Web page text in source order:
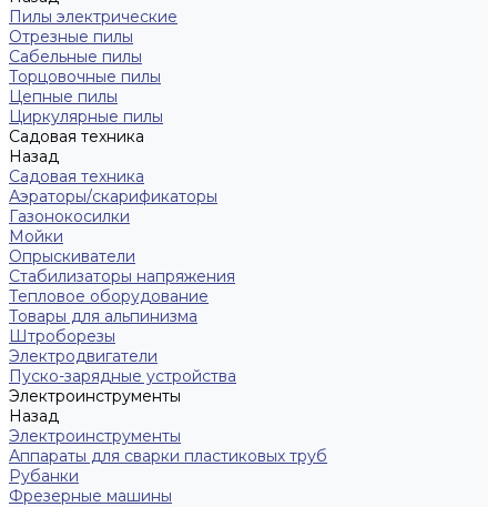
Пилы электрические
Отрезные пилы
Сабельные пилы
Торцовочные пилы
Цепные пилы
Циркулярные пилы
Садовая техника
Назад
Садовая техника
Аэраторы/скарификаторы
Газонокосилки
Мойки
Опрыскиватели
Стабилизаторы напряжения
Тепловое оборудование
Товары для альпинизма
Штроборезы
Электродвигатели
Пуско-зарядные устройства
Электроинструменты
Назад
Электроинструменты
Аппараты для сварки пластиковых труб
Рубанки
Фрезерные машины